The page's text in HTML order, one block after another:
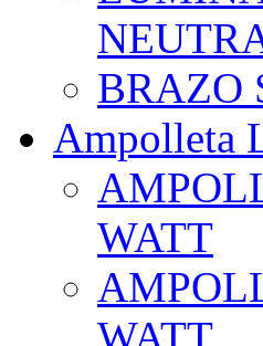
BRAZO
Ampolleta
WATT
WATT